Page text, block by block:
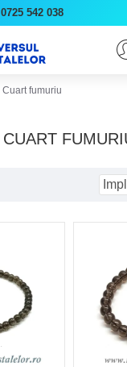
0725 542 038
Cuart fumuriu
CUART